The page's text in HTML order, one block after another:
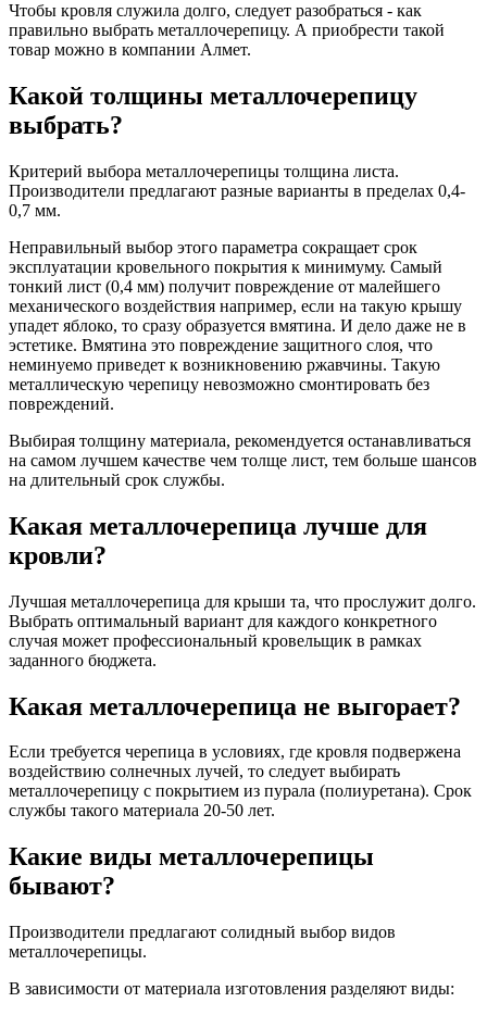
Чтобы кровля служила долго, следует разобраться - как
правильно выбрать металлочерепицу. А приобрести такой
товар можно в компании Алмет.
Какой толщины металлочерепицу
выбрать?
Критерий выбора металлочерепицы толщина листа.
Производители предлагают разные варианты в пределах 0,4-
0,7 мм.
Неправильный выбор этого параметра сокращает срок
эксплуатации кровельного покрытия к минимуму. Самый
тонкий лист (0,4 мм) получит повреждение от малейшего
механического воздействия например, если на такую крышу
упадет яблоко, то сразу образуется вмятина. И дело даже не в
эстетике. Вмятина это повреждение защитного слоя, что
неминуемо приведет к возникновению ржавчины. Такую
металлическую черепицу невозможно смонтировать без
повреждений.
Выбирая толщину материала, рекомендуется останавливаться
на самом лучшем качестве чем толще лист, тем больше шансов
на длительный срок службы.
Какая металлочерепица лучше для
кровли?
Лучшая металлочерепица для крыши та, что прослужит долго.
Выбрать оптимальный вариант для каждого конкретного
случая может профессиональный кровельщик в рамках
заданного бюджета.
Какая металлочерепица не выгорает?
Если требуется черепица в условиях, где кровля подвержена
воздействию солнечных лучей, то следует выбирать
металлочерепицу с покрытием из пурала (полиуретана). Срок
службы такого материала 20-50 лет.
Какие виды металлочерепицы
бывают?
Производители предлагают солидный выбор видов
металлочерепицы.
В зависимости от материала изготовления разделяют виды: